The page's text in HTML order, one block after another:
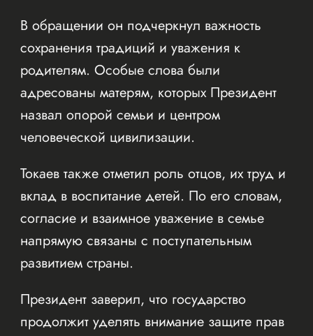
В обращении он подчеркнул важность
сохранения традиций и уважения к
родителям. Особые слова были
адресованы матерям, которых Президент
назвал опорой семьи и центром
человеческой цивилизации.
Токаев также отметил роль отцов, их труд и
вклад в воспитание детей. По его словам,
согласие и взаимное уважение в семье
напрямую связаны с поступательным
развитием страны.
Президент заверил, что государство
продолжит уделять внимание защите прав